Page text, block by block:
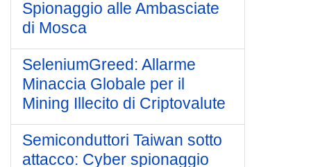
Spionaggio alle Ambasciate
di Mosca
SeleniumGreed: Allarme
Minaccia Globale per il
Mining Illecito di Criptovalute
Semiconduttori Taiwan sotto
attacco: Cyber spionaggio